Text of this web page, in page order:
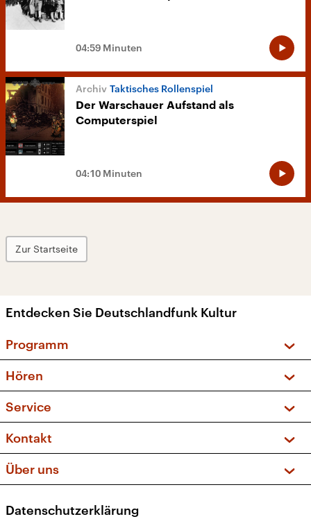
04:59 Minuten
Taktisches Rollenspiel
Der Warschauer Aufstand als
Computerspiel
04:10 Minuten
Zur Startseite
Entdecken Sie Deutschlandfunk Kultur
Programm
Sendungen und Podcasts
Musikliste
Kakadu – Das Kinderprogramm
Hören
Frequenzen (UKW + DAB+)
Service
FAQ
Apps
Newsletter
Kontakt
Social Media
Über uns
Datenschutzerklärung